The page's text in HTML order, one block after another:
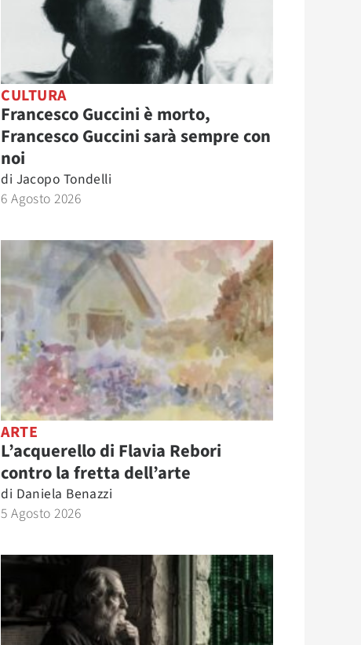
CULTURA
Francesco Guccini è morto,
Francesco Guccini sarà sempre con
noi
di Jacopo Tondelli
6 Agosto 2026
ARTE
L’acquerello di Flavia Rebori
contro la fretta dell’arte
di Daniela Benazzi
5 Agosto 2026